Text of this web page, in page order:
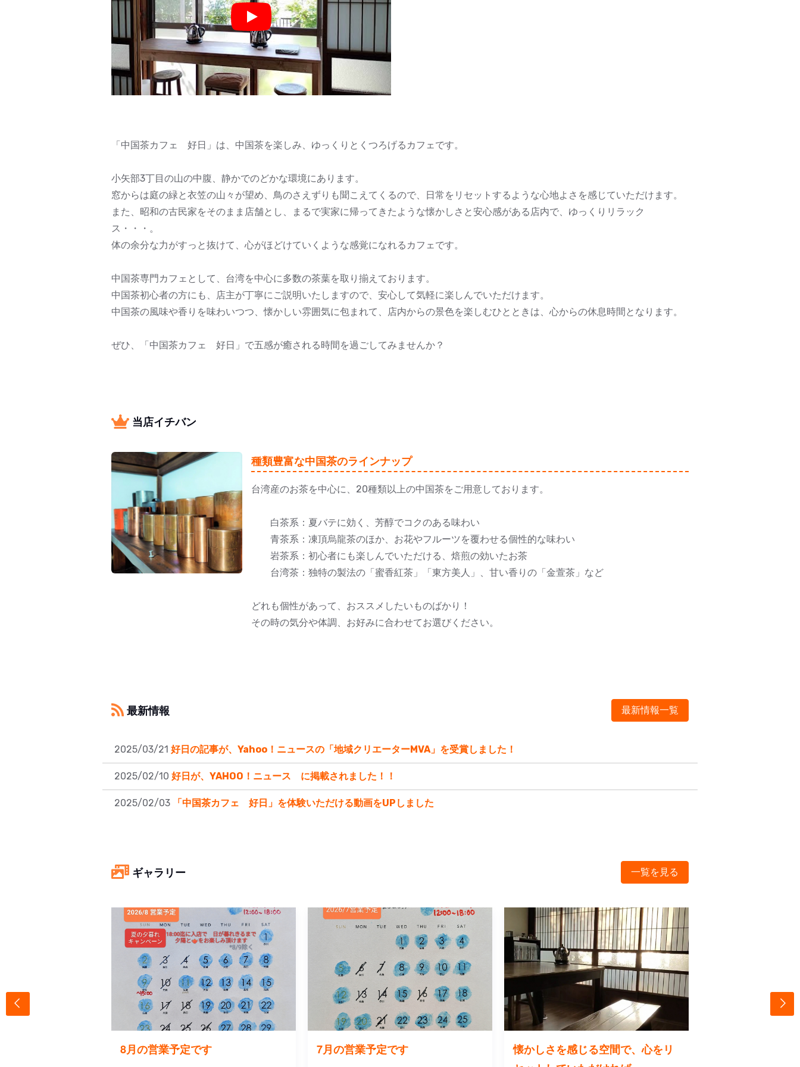
Play
「中国茶カフェ 好日」は、中国茶を楽しみ、ゆっくりとくつろげるカフェです。
小矢部3丁目の山の中腹、静かでのどかな環境にあります。
窓からは庭の緑と衣笠の山々が望め、鳥のさえずりも聞こえてくるので、日常をリセットするような心地よさを感じていただけます。
また、昭和の古民家をそのまま店舗とし、まるで実家に帰ってきたような懐かしさと安心感がある店内で、ゆっくりリラック
ス・・・。
体の余分な力がすっと抜けて、心がほどけていくような感覚になれるカフェです。
中国茶専門カフェとして、台湾を中心に多数の茶葉を取り揃えております。
中国茶初心者の方にも、店主が丁寧にご説明いたしますので、安心して気軽に楽しんでいただけます。
中国茶の風味や香りを味わいつつ、懐かしい雰囲気に包まれて、店内からの景色を楽しむひとときは、心からの休息時間となります。
ぜひ、「中国茶カフェ 好日」で五感が癒される時間を過ごしてみませんか？
当店イチバン
種類豊富な中国茶のラインナップ
台湾産のお茶を中心に、20種類以上の中国茶をご用意しております。
白茶系：夏バテに効く、芳醇でコクのある味わい
青茶系：凍頂烏龍茶のほか、お花やフルーツを覆わせる個性的な味わい
岩茶系：初心者にも楽しんでいただける、焙煎の効いたお茶
台湾茶：独特の製法の「蜜香紅茶」「東方美人」、甘い香りの「金萱茶」など
どれも個性があって、おススメしたいものばかり！
その時の気分や体調、お好みに合わせてお選びください。
最新情報 最新情報一覧
2025/03/21 好日の記事が、Yahoo！ニュースの「地域クリエーターMVA」を受賞しました！
2025/02/10 好日が、YAHOO！ニュース に掲載されました！！
2025/02/03 「中国茶カフェ 好日」を体験いただける動画をUPしました
ギャラリー 一覧を見る
8月の営業予定です 7月の営業予定です
懐かしさを感じる空間で、心をリ